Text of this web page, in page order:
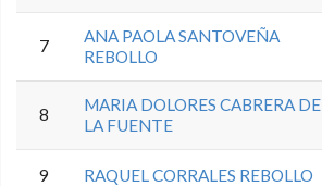
7
ANA PAOLA SANTOVEÑA
REBOLLO
8
MARIA DOLORES CABRERA DE
LA FUENTE
9 RAQUEL CORRALES REBOLLO